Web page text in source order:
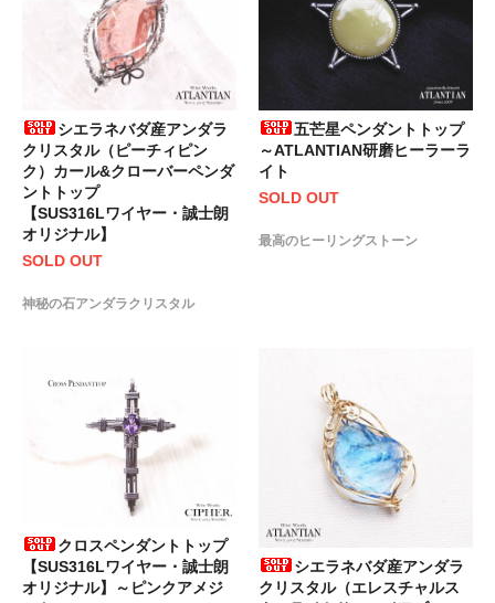
シエラネバダ産アンダラ
クリスタル（ピーチィピン
ク）カール&クローバーペンダ
ントトップ
【SUS316Lワイヤー・誠士朗
オリジナル】
SOLD OUT
神秘の石アンダラクリスタル
五芒星ペンダントトップ
～ATLANTIAN研磨ヒーラーラ
イト
SOLD OUT
最高のヒーリングストーン
クロスペンダントトップ
【SUS316Lワイヤー・誠士朗
オリジナル】～ピンクアメジ
シエラネバダ産アンダラ
クリスタル（エレスチャルス